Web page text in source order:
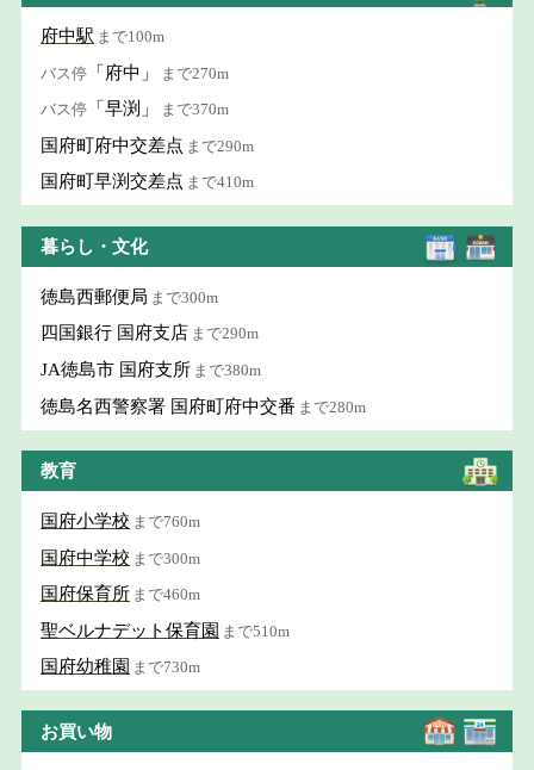
府中駅 まで100m
バス停 「府中」 まで270m
バス停 「早渕」 まで370m
国府町府中交差点 まで290m
国府町早渕交差点 まで410m
暮らし・文化
徳島西郵便局 まで300m
四国銀行 国府支店 まで290m
JA徳島市 国府支所 まで380m
徳島名西警察署 国府町府中交番 まで280m
教育
国府小学校 まで760m
国府中学校 まで300m
国府保育所 まで460m
聖ベルナデット保育園 まで510m
国府幼稚園 まで730m
お買い物